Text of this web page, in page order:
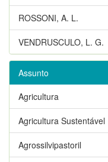
ROSSONI, A. L.
VENDRUSCULO, L. G.
Assunto
Agricultura
Agricultura Sustentável
Agrossilvipastoril